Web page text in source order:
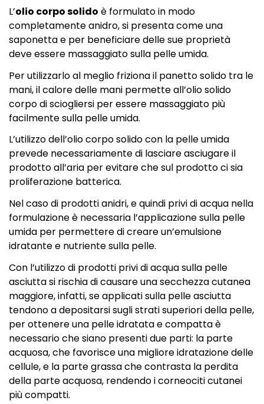
L’olio corpo solido è formulato in modo
completamente anidro, si presenta come una
saponetta e per beneficiare delle sue proprietà
deve essere massaggiato sulla pelle umida.
Per utilizzarlo al meglio friziona il panetto solido tra le
mani, il calore delle mani permette all’olio solido
corpo di sciogliersi per essere massaggiato più
facilmente sulla pelle umida.
L’utilizzo dell’olio corpo solido con la pelle umida
prevede necessariamente di lasciare asciugare il
prodotto all’aria per evitare che sul prodotto ci sia
proliferazione batterica.
Nel caso di prodotti anidri, e quindi privi di acqua nella
formulazione è necessaria l’applicazione sulla pelle
umida per permettere di creare un’emulsione
idratante e nutriente sulla pelle.
Con l’utilizzo di prodotti privi di acqua sulla pelle
asciutta si rischia di causare una secchezza cutanea
maggiore, infatti, se applicati sulla pelle asciutta
tendono a depositarsi sugli strati superiori della pelle,
per ottenere una pelle idratata e compatta è
necessario che siano presenti due parti: la parte
acquosa, che favorisce una migliore idratazione delle
cellule, e la parte grassa che contrasta la perdita
della parte acquosa, rendendo i corneociti cutanei
più compatti.